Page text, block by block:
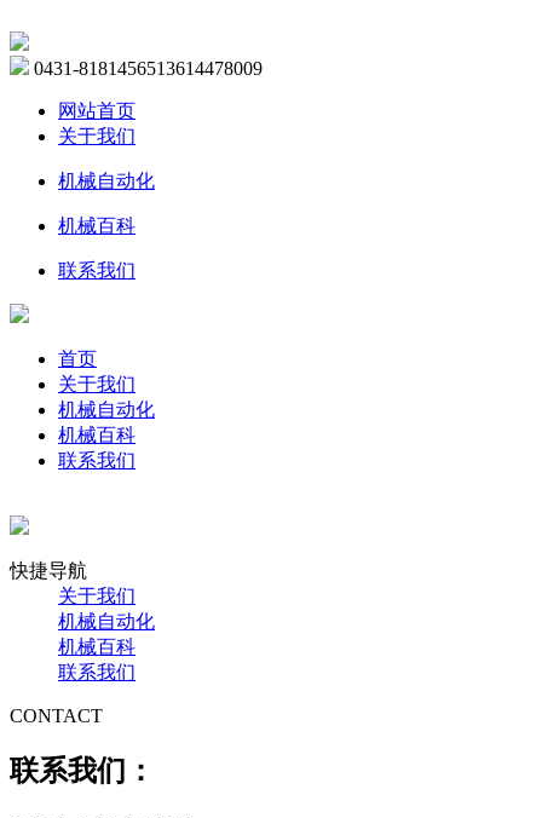
0431-8181456513614478009
网站首页
关于我们
机械自动化
机械百科
联系我们
首页
关于我们
机械自动化
机械百科
联系我们
快捷导航
关于我们
机械自动化
机械百科
联系我们
CONTACT
联系我们：